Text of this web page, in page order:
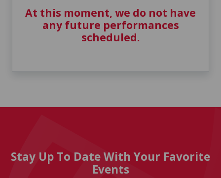
At this moment, we do not have
any future performances
scheduled.
Stay Up To Date With Your Favorite
Events